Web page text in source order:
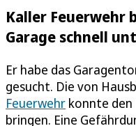
Kaller Feuerwehr
Garage schnell
Er habe das
gesucht. Die von
Feuerwehr konnte
bringen. Eine